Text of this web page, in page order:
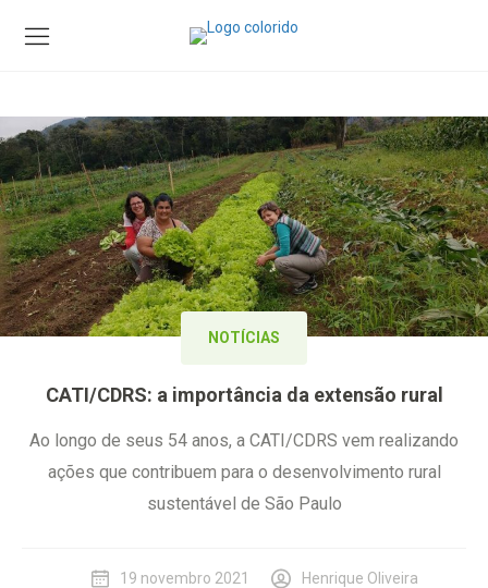
NOTÍCIAS
CATI/CDRS: a importância da extensão rural
Ao longo de seus 54 anos, a CATI/CDRS vem realizando
ações que contribuem para o desenvolvimento rural
sustentável de São Paulo
19 novembro 2021 Henrique Oliveira